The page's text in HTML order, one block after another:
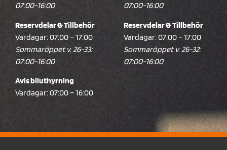
07:00-16:00
Reservdelar & Tillbehör
Vardagar: 07:00 – 17:00
Sommaröppet v. 26-33:
07:00-16:00
Avis biluthyrning
Vardagar: 07:00 – 16:00
07:00-16:00
Reservdelar & Tillbehör
Vardagar: 07:00 – 17:00
Sommaröppet v. 26-32:
07:00-16:00